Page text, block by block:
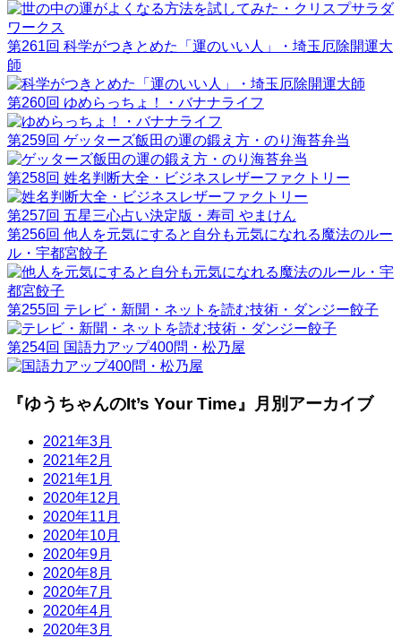
第261回 科学がつきとめた「運のいい人」・埼玉厄除開運大
師
第260回 ゆめらっちょ！・バナナライフ
第259回 ゲッターズ飯田の運の鍛え方・のり海苔弁当
第258回 姓名判断大全・ビジネスレザーファクトリー
第257回 五星三心占い決定版・寿司 やまけん
第256回 他人を元気にすると自分も元気になれる魔法のルー
ル・宇都宮餃子
第255回 テレビ・新聞・ネットを読む技術・ダンジー餃子
第254回 国語力アップ400問・松乃屋
『ゆうちゃんのIt’s Your Time』月別アーカイブ
2021年3月
2021年2月
2021年1月
2020年12月
2020年11月
2020年10月
2020年9月
2020年8月
2020年7月
2020年4月
2020年3月